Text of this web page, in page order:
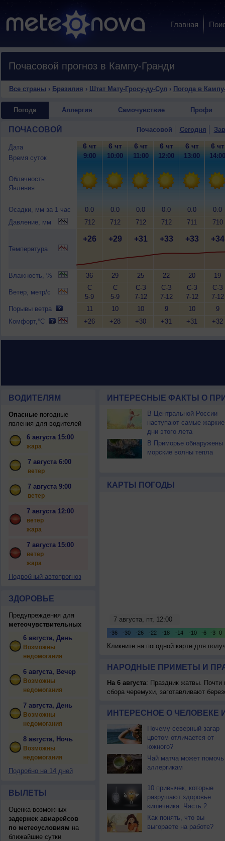
Главная
Почасовой прогноз в Кампу-Гранди
Все страны › Бразилия › Штат Мату-Гросу-ду-Сул › Погода в
Погода Аллергия Самочувствие Профи
ПОЧАСОВОЙ Почасовой Сегодня
Дата
Время суток
Облачность
Явления
Осадки, мм за 1 час
Давление, мм
Температура
Влажность, %
Ветер, метр/с
Порывы ветра
Комфорт,°C
6 чт
9:00
0.0
712
+26
36
С
5-9
11
+26
6 чт
10:00
0.0
712
+29
29
С
5-9
10
+28
6 чт
11:00
0.0
712
+31
25
С-З
7-12
10
+30
6 чт
12:00
0.0
712
+33
22
С-З
7-12
9
+31
6 чт
13:00
0.0
711
+33
20
С-З
7-12
10
+31
6 чт
14:00
0.0
710
+34
19
С-З
7-12
9
+32
ВОДИТЕЛЯМ
Опасныепогодные
явления для водителей
6 августа 15:00
жара
7 августа 6:00
ветер
7 августа 9:00
ветер
7 августа 12:00
ветер
жара
7 августа 15:00
ветер
жара
Подробный автопрогноз
ЗДОРОВЬЕ
Предупреждения для
метеочувствительных
6 августа, День
Возможны
недомогания
6 августа, Вечер
Возможны
недомогания
7 августа, День
Возможны
недомогания
8 августа, Ночь
Возможны
недомогания
Подробно на 14 дней
ВЫЛЕТЫ
Оценка возможных
задержек авиарейсов
по метеоусловиям на
ближайшие сутки
ИНТЕРЕСНЫЕ ФАКТЫ О
В Центральной России
наступают самые жаркие
дни этого лета
В Приморье обнаружены
морские волны тепла
КАРТЫ ПОГОДЫ
Кликните на погодной карте для
НАРОДНЫЕ ПРИМЕТЫ И
На 6 августа: Праздник жатвы. Почти
сбора черемухи, заготавливают
ИНТЕРЕСНОЕ О ЧЕЛОВЕКЕ
Почему северный загар
цветом отличается от
южного?
Чай матча может помочь
аллергикам
10 привычек, которые
разрушают здоровье
кишечника. Часть 2
Как понять, что вы
выгораете на работе?